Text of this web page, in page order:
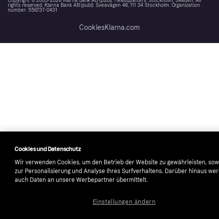
rights reserved. Klarna Bank AB (publ). Sveavägen 46, 111 34 Stockholm. Organization
number: 556737-0431
CookiesKlarna.com
Cookies und Datenschutz
Wir verwenden Cookies, um den Betrieb der Website zu gewährleisten,
zur Personalisierung und Analyse Ihres Surfverhaltens. Darüber hinaus
auch Daten an unsere Werbepartner übermittelt.
Einstellungen ändern